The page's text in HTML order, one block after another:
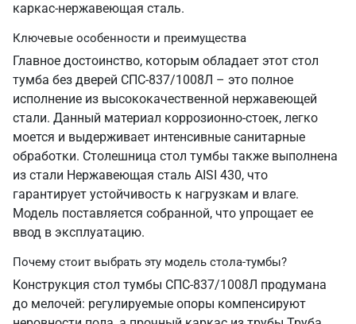
каркас-нержавеющая сталь.
Ключевые особенности и преимущества
Главное достоинство, которым обладает этот стол
тумба без дверей СПС-837/1008Л – это полное
исполнение из высококачественной нержавеющей
стали. Данный материал коррозионно-стоек, легко
моется и выдерживает интенсивные санитарные
обработки. Столешница стол тумбы также выполнена
из стали Нержавеющая сталь AISI 430, что
гарантирует устойчивость к нагрузкам и влаге.
Модель поставляется собранной, что упрощает ее
ввод в эксплуатацию.
Почему стоит выбрать эту модель стола-тумбы?
Конструкция стол тумбы СПС-837/1008Л продумана
до мелочей: регулируемые опоры компенсируют